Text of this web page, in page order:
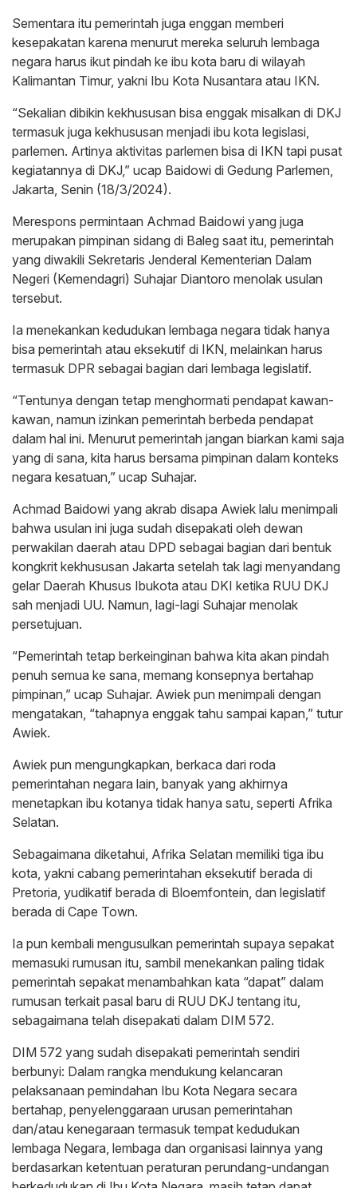
Sementara itu pemerintah juga enggan memberi
kesepakatan karena menurut mereka seluruh lembaga
negara harus ikut pindah ke ibu kota baru di wilayah
Kalimantan Timur, yakni Ibu Kota Nusantara atau IKN.
“Sekalian dibikin kekhususan bisa enggak misalkan di DKJ
termasuk juga kekhususan menjadi ibu kota legislasi,
parlemen. Artinya aktivitas parlemen bisa di IKN tapi pusat
kegiatannya di DKJ,” ucap Baidowi di Gedung Parlemen,
Jakarta, Senin (18/3/2024).
Merespons permintaan Achmad Baidowi yang juga
merupakan pimpinan sidang di Baleg saat itu, pemerintah
yang diwakili Sekretaris Jenderal Kementerian Dalam
Negeri (Kemendagri) Suhajar Diantoro menolak usulan
tersebut.
Ia menekankan kedudukan lembaga negara tidak hanya
bisa pemerintah atau eksekutif di IKN, melainkan harus
termasuk DPR sebagai bagian dari lembaga legislatif.
“Tentunya dengan tetap menghormati pendapat kawan-
kawan, namun izinkan pemerintah berbeda pendapat
dalam hal ini. Menurut pemerintah jangan biarkan kami saja
yang di sana, kita harus bersama pimpinan dalam konteks
negara kesatuan,” ucap Suhajar.
Achmad Baidowi yang akrab disapa Awiek lalu menimpali
bahwa usulan ini juga sudah disepakati oleh dewan
perwakilan daerah atau DPD sebagai bagian dari bentuk
kongkrit kekhususan Jakarta setelah tak lagi menyandang
gelar Daerah Khusus Ibukota atau DKI ketika RUU DKJ
sah menjadi UU. Namun, lagi-lagi Suhajar menolak
persetujuan.
“Pemerintah tetap berkeinginan bahwa kita akan pindah
penuh semua ke sana, memang konsepnya bertahap
pimpinan,” ucap Suhajar. Awiek pun menimpali dengan
mengatakan, “tahapnya enggak tahu sampai kapan,” tutur
Awiek.
Awiek pun mengungkapkan, berkaca dari roda
pemerintahan negara lain, banyak yang akhirnya
menetapkan ibu kotanya tidak hanya satu, seperti Afrika
Selatan.
Sebagaimana diketahui, Afrika Selatan memiliki tiga ibu
kota, yakni cabang pemerintahan eksekutif berada di
Pretoria, yudikatif berada di Bloemfontein, dan legislatif
berada di Cape Town.
Ia pun kembali mengusulkan pemerintah supaya sepakat
memasuki rumusan itu, sambil menekankan paling tidak
pemerintah sepakat menambahkan kata “dapat” dalam
rumusan terkait pasal baru di RUU DKJ tentang itu,
sebagaimana telah disepakati dalam DIM 572.
DIM 572 yang sudah disepakati pemerintah sendiri
berbunyi: Dalam rangka mendukung kelancaran
pelaksanaan pemindahan Ibu Kota Negara secara
bertahap, penyelenggaraan urusan pemerintahan
dan/atau kenegaraan termasuk tempat kedudukan
lembaga Negara, lembaga dan organisasi lainnya yang
berdasarkan ketentuan peraturan perundang-undangan